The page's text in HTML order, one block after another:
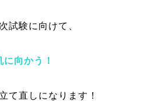
試験に向けて、
に向かう！
て直しになります！